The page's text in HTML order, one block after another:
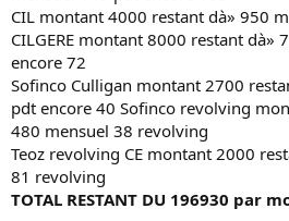
CIL montant 4000 restant dà» 950
CILGERE montant 8000 restant dà»
encore 72
Sofinco Culligan montant 2700
pdt encore 40 Sofinco revolving
480 mensuel 38 revolving
Teoz revolving CE montant 2000
81 revolving
TOTAL RESTANT DU 196930 par